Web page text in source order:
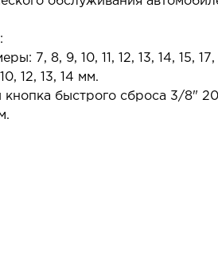
7, 8, 9, 10, 11, 12, 13, 14, 15, 17,
12, 13, 14 мм.
быстрого сброса 3/8"